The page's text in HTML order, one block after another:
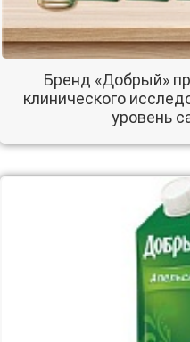
Бренд «Добрый»
клинического
уровень